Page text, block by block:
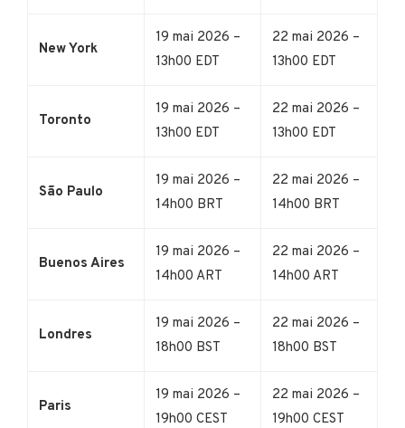
New York
19 mai 2026 –
13h00 EDT
22 mai 2026 –
13h00 EDT
Toronto
19 mai 2026 –
13h00 EDT
22 mai 2026 –
13h00 EDT
São Paulo
19 mai 2026 –
14h00 BRT
22 mai 2026 –
14h00 BRT
Buenos Aires
19 mai 2026 –
14h00 ART
22 mai 2026 –
14h00 ART
Londres
19 mai 2026 –
18h00 BST
22 mai 2026 –
18h00 BST
Paris
19 mai 2026 –
19h00 CEST
22 mai 2026 –
19h00 CEST